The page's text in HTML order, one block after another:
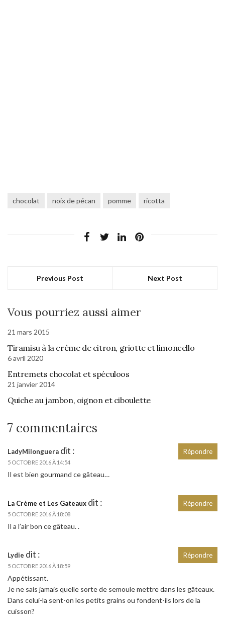
chocolat noix de pécan pomme ricotta
Previous Post Next Post
Vous pourriez aussi aimer
21 mars 2015
Tiramisu à la crème de citron, griotte et limoncello
6 avril 2020
Entremets chocolat et spéculoos
21 janvier 2014
Quiche au jambon, oignon et ciboulette
7 commentaires
LadyMilonguera dit :
5 OCTOBRE 2016 À 14:54
Il est bien gourmand ce gâteau…
Répondre
La Crème et Les Gateaux dit :
5 OCTOBRE 2016 À 18:08
Il a l’air bon ce gâteau. .
Répondre
Lydie dit :
5 OCTOBRE 2016 À 18:59
Appétissant.
Je ne sais jamais quelle sorte de semoule mettre dans les gâteaux.
Dans celui-la sent-on les petits grains ou fondent-ils lors de la
cuisson?
Répondre